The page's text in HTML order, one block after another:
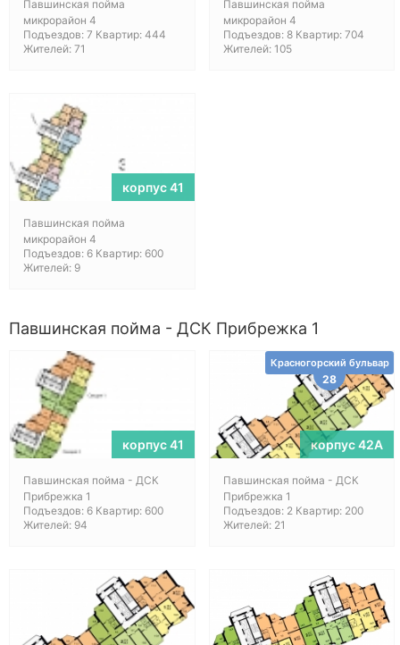
Павшинская пойма
микрорайон 4
Подъездов: 7 Квартир: 444
Жителей: 71
Павшинская пойма
микрорайон 4
Подъездов: 8 Квартир: 704
Жителей: 105
корпус 41
Павшинская пойма
микрорайон 4
Подъездов: 6 Квартир: 600
Жителей: 9
Павшинская пойма - ДСК Прибрежка 1
корпус 41
Павшинская пойма - ДСК
Прибрежка 1
Подъездов: 6 Квартир: 600
Жителей: 94
Красногорский бульвар
28
корпус 42А
Павшинская пойма - ДСК
Прибрежка 1
Подъездов: 2 Квартир: 200
Жителей: 21